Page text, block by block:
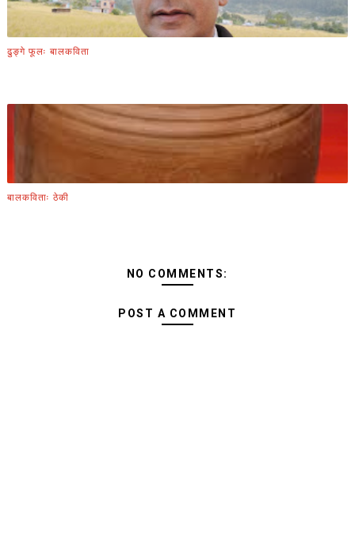
ढुङ्गे फूलः बालकविता
बालकविताः ठेकी
NO COMMENTS:
POST A COMMENT